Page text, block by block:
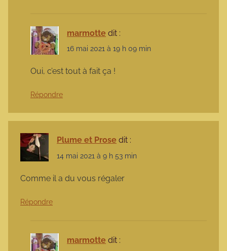
marmotte dit :
16 mai 2021 à 19 h 09 min
Oui, c’est tout à fait ça !
Répondre
Plume et Prose dit :
14 mai 2021 à 9 h 53 min
Comme il a du vous régaler
Répondre
marmotte dit :